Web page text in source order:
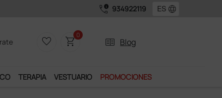
call_quality 934922119 language
favorite_border shopping_cart0
two_pager Blog
TERAPIA VESTUARIO PROMOCIONES